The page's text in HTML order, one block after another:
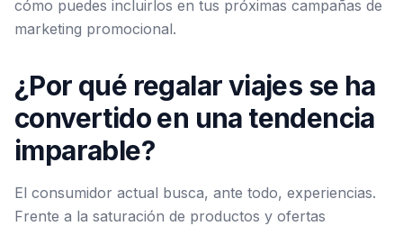
cómo puedes incluirlos en tus próximas campañas de
marketing promocional.
¿Por qué regalar viajes se ha
convertido en una tendencia
imparable?
El consumidor actual busca, ante todo, experiencias.
Frente a la saturación de productos y ofertas